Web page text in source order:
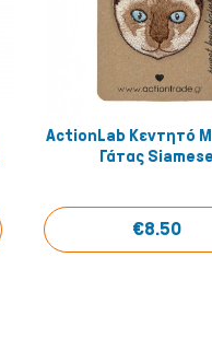
Quick View
ActionLab Κεντητό
Γάτας Siamese
€8.50